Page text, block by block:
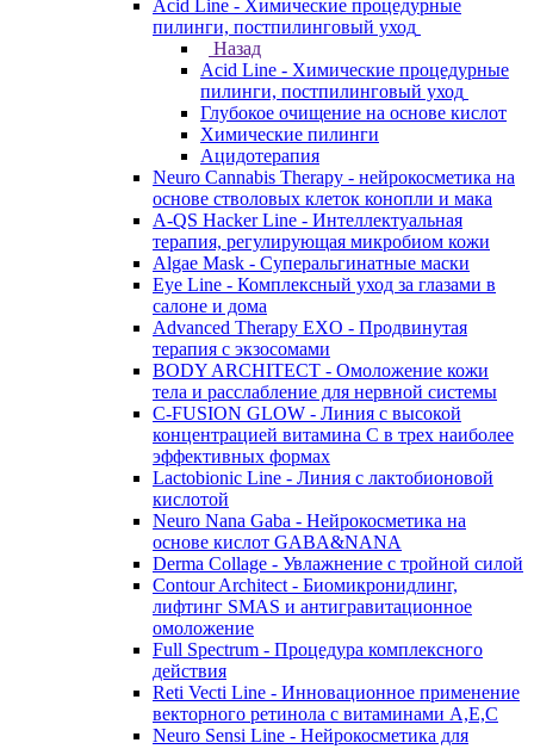
Acid Line - Химические процедурные
пилинги, постпилинговый уход
Назад
Acid Line - Химические процедурные
пилинги, постпилинговый уход
Глубокое очищение на основе кислот
Химические пилинги
Ацидотерапия
Neuro Cannabis Therapy - нейрокосметика на
основе стволовых клеток конопли и мака
A-QS Hacker Line - Интеллектуальная
терапия, регулирующая микробиом кожи
Algae Mask - Суперальгинатные маски
Eye Line - Комплексный уход за глазами в
салоне и дома
Advanced Therapy EXO - Продвинутая
терапия с экзосомами
BODY ARCHITECT - Омоложение кожи
тела и расслабление для нервной системы
C-FUSION GLOW - Линия с высокой
концентрацией витамина C в трех наиболее
эффективных формах
Lactobionic Line - Линия с лактобионовой
кислотой
Neuro Nana Gaba - Нейрокосметика на
основе кислот GABA&NANA
Derma Collage - Увлажнение с тройной силой
Contour Architect - Биомикронидлинг,
лифтинг SMAS и антигравитационное
омоложение
Full Spectrum - Процедура комплексного
действия
Reti Vecti Line - Инновационное применение
векторного ретинола с витаминами A,Е,С
Neuro Sensi Line - Нейрокосметика для